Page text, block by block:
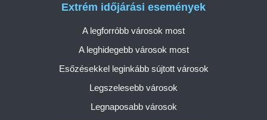
Extrém időjárási események
A legforróbb városok most
A leghidegebb városok most
Esőzésekkel leginkább sújtott városok
Legszelesebb városok
Legnaposabb városok